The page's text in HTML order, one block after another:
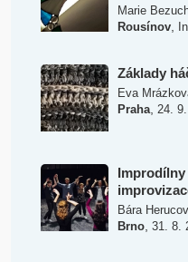
Marie
Rousínov,
Základy
Eva
Praha, 24.
Bára
Brno, 31. 8.